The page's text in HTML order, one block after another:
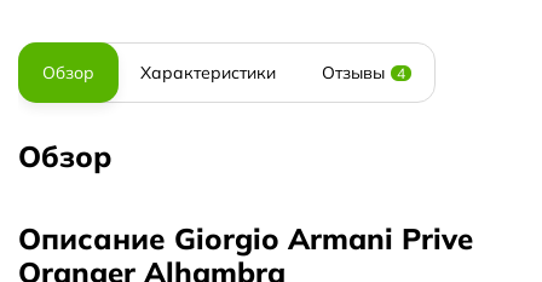
Обзор Характеристики Отзывы 4
Обзор
Описание Giorgio Armani Prive
Oranger Alhambra